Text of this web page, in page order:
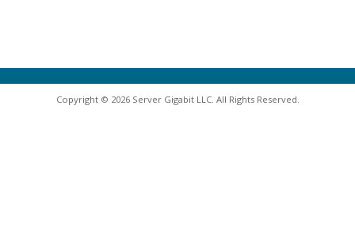
Copyright © 2026 Server Gigabit LLC. All Rights Reserved.